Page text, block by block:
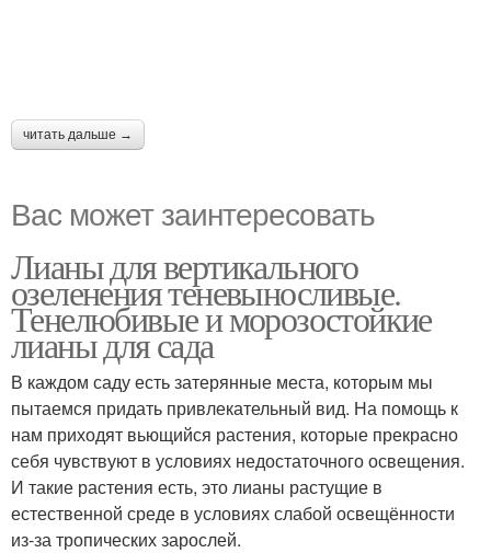
читать дальше →
Вас может заинтересовать
Лианы для вертикального
озеленения теневыносливые.
Тенелюбивые и морозостойкие
лианы для сада
В каждом саду есть затерянные места, которым мы
пытаемся придать привлекательный вид. На помощь к
нам приходят вьющийся растения, которые прекрасно
себя чувствуют в условиях недостаточного освещения.
И такие растения есть, это лианы растущие в
естественной среде в условиях слабой освещённости
из-за тропических зарослей.